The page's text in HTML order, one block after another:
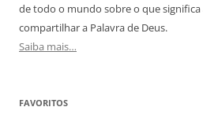
de todo o mundo sobre o que
compartilhar a Palavra de Deus.
Saiba mais…
FAVORITOS